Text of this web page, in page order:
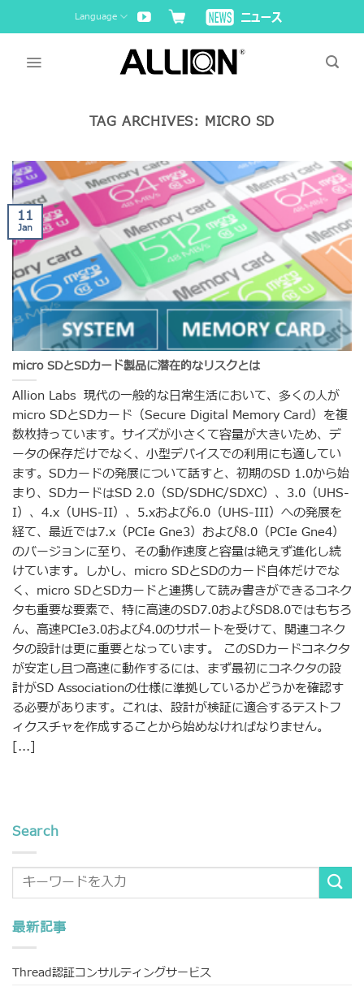
to
Language
TAG ARCHIVES: MICRO SD
micro SDとSDカード製品に潜在的なリスクとは
Allion Labs 現代の一般的な日常生活において、多くの人が
micro SDとSDカード（Secure Digital Memory Card）を複
数枚持っています。サイズが小さくて容量が大きいため、デ
ータの保存だけでなく、小型デバイスでの利用にも適してい
ます。SDカードの発展について話すと、初期のSD 1.0から始
まり、SDカードはSD 2.0（SD/SDHC/SDXC）、3.0（UHS-
I）、4.x（UHS-II）、5.xおよび6.0（UHS-III）への発展を
経て、最近では7.x（PCIe Gne3）および8.0（PCIe Gne4）
のバージョンに至り、その動作速度と容量は絶えず進化し続
けています。しかし、micro SDとSDのカード自体だけでな
く、micro SDとSDカードと連携して読み書きができるコネク
タも重要な要素で、特に高速のSD7.0およびSD8.0ではもちろ
ん、高速PCIe3.0および4.0のサポートを受けて、関連コネク
タの設計は更に重要となっています。 このSDカードコネクタ
が安定し且つ高速に動作するには、まず最初にコネクタの設
計がSD Associationの仕様に準拠しているかどうかを確認す
る必要があります。これは、設計が検証に適合するテストフ
ィクスチャを作成することから始めなければなりません。
[...]
11
Jan
Search
最新記事
Thread認証コンサルティングサービス